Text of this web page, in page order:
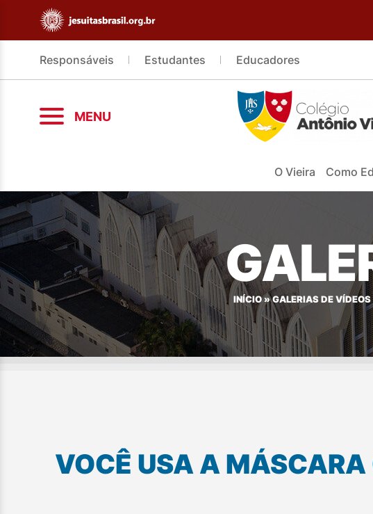
Responsáveis Estudantes Educadores
MENU
O Vieira Como
INÍCIO»GALERIAS DE VÍDEOS
VOCÊ USA A